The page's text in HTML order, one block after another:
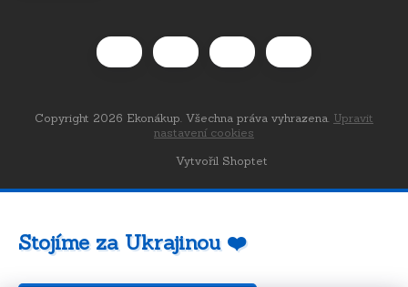
Vytvořil Shoptet
Copyright 2026 Ekonákup. Všechna práva vyhrazena. Upravit
nastavení cookies
Stojíme za Ukrajinou ❤️